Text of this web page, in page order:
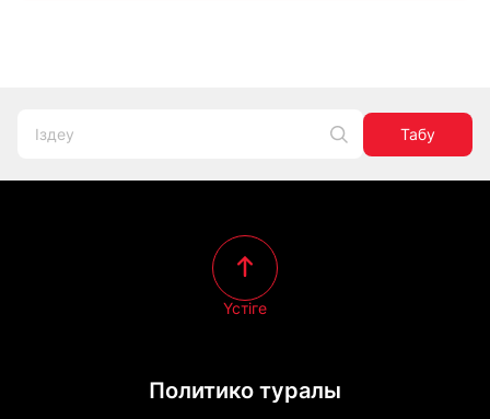
Табу
Политико туралы
Үстіге